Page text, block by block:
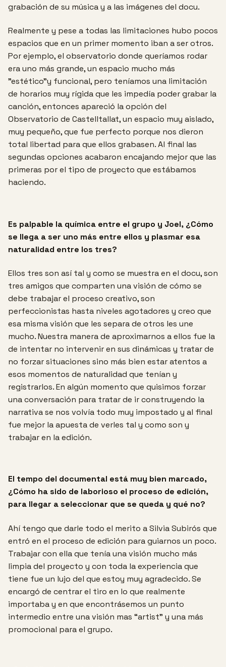
grabación de su música y a las imágenes del docu.
Realmente y pese a todas las limitaciones hubo pocos
espacios que en un primer momento iban a ser otros.
Por ejemplo, el observatorio donde queríamos rodar
era uno más grande, un espacio mucho más
"estético"y funcional, pero teníamos una limitación
de horarios muy rígida que les impedía poder grabar la
canción, entonces apareció la opción del
Observatorio de Castelltallat, un espacio muy aislado,
muy pequeño, que fue perfecto porque nos dieron
total libertad para que ellos grabasen. Al final las
segundas opciones acabaron encajando mejor que las
primeras por el tipo de proyecto que estábamos
haciendo.
Es palpable la química entre el grupo y Joel, ¿Cómo
se llega a ser uno más entre ellos y plasmar esa
naturalidad entre los tres?
Ellos tres son así tal y como se muestra en el docu, son
tres amigos que comparten una visión de cómo se
debe trabajar el proceso creativo, son
perfeccionistas hasta niveles agotadores y creo que
esa misma visión que les separa de otros les une
mucho. Nuestra manera de aproximarnos a ellos fue la
de intentar no intervenir en sus dinámicas y tratar de
no forzar situaciones sino más bien estar atentos a
esos momentos de naturalidad que tenían y
registrarlos. En algún momento que quisimos forzar
una conversación para tratar de ir construyendo la
narrativa se nos volvía todo muy impostado y al final
fue mejor la apuesta de verles tal y como son y
trabajar en la edición.
El tempo del documental está muy bien marcado,
¿Cómo ha sido de laborioso el proceso de edición,
para llegar a seleccionar que se queda y qué no?
Ahí tengo que darle todo el merito a Silvia Subirós que
entró en el proceso de edición para guiarnos un poco.
Trabajar con ella que tenía una visión mucho más
limpia del proyecto y con toda la experiencia que
tiene fue un lujo del que estoy muy agradecido. Se
encargó de centrar el tiro en lo que realmente
importaba y en que encontrásemos un punto
intermedio entre una visión mas “artist” y una más
promocional para el grupo.